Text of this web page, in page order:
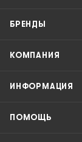
БРЕНДЫ
КОМПАНИЯ
ИНФОРМАЦИЯ
ПОМОЩЬ